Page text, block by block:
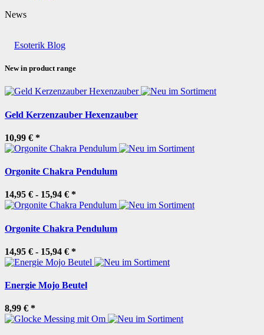
News
Esoterik Blog
New in product range
Geld Kerzenzauber Hexenzauber
10,99 € *
Orgonite Chakra Pendulum
14,95 € - 15,94 € *
Orgonite Chakra Pendulum
14,95 € - 15,94 € *
Energie Mojo Beutel
8,99 € *